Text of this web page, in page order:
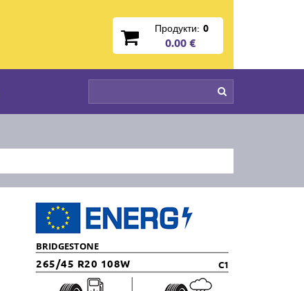
Продукти: 0
0.00 €
BRIDGESTONE
265/45 R20 108W C1